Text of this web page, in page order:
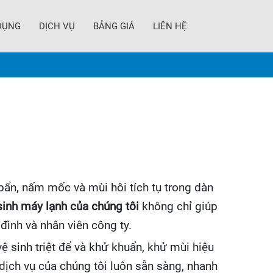
DỊCH VỤ BẢNG GIÁ LIÊN HỆ
nấm mốc và mùi hôi tích tụ trong dàn
máy lạnh của chúng tôi không chỉ giúp
và nhân viên công ty.
sinh triệt để và khử khuẩn, khử mùi hiệu
vụ của chúng tôi luôn sẵn sàng, nhanh